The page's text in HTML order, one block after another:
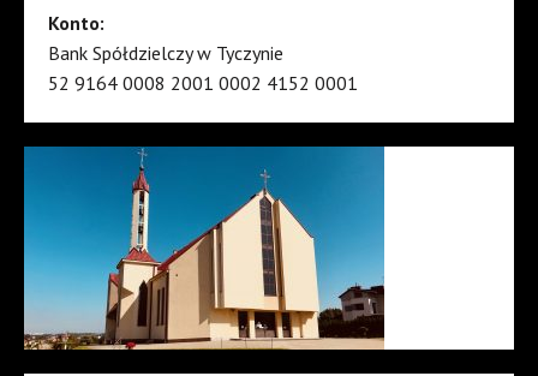
Konto:
Bank Spółdzielczy w Tyczynie
52 9164 0008 2001 0002 4152 0001